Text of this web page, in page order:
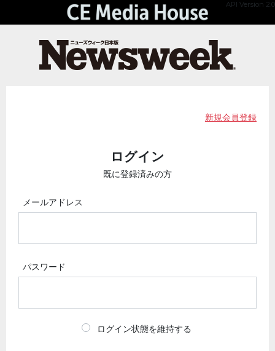
API Version 2.0
新規会員登録
ログイン
既に登録済みの方
メールアドレス
パスワード
ログイン状態を維持する